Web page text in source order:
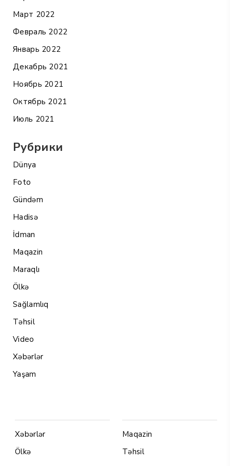
Март 2022
Февраль 2022
Январь 2022
Декабрь 2021
Ноябрь 2021
Октябрь 2021
Июль 2021
Рубрики
Dünya
Foto
Gündəm
Hadisə
İdman
Maqazin
Maraqlı
Ölkə
Sağlamlıq
Təhsil
Video
Xəbərlər
Yaşam
Xəbərlər
Ölkə
Maqazin
Təhsil